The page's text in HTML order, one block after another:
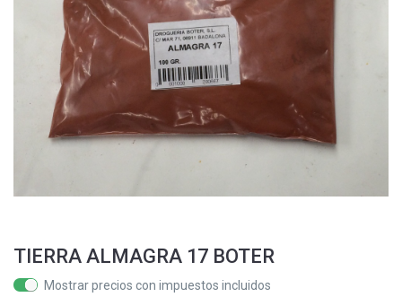
TIERRA ALMAGRA 17 BOTER
Mostrar precios con impuestos incluidos